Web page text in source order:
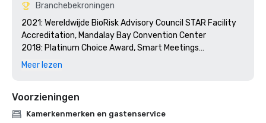
Branchebekroningen
2021: Wereldwijde BioRisk Advisory Council STAR Facility
Accreditation, Mandalay Bay Convention Center
2018: Platinum Choice Award, Smart Meetings
2018: Best Of Award, Meetings Today
2016: Beste hotel in het congrescentrum, Smart
Meetings
Meer lezen
Voorzieningen
Kamerkenmerken en gastenservice